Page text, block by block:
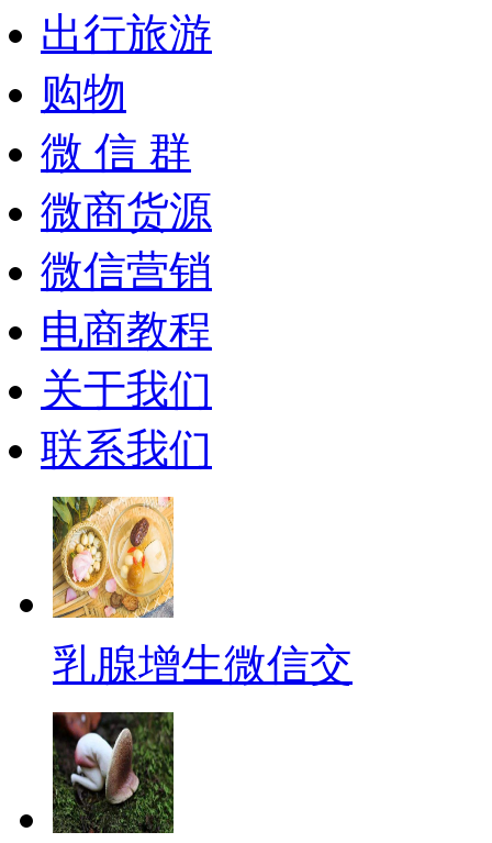
出行旅游
购物
微 信 群
微商货源
微信营销
电商教程
关于我们
联系我们
乳腺增生微信交